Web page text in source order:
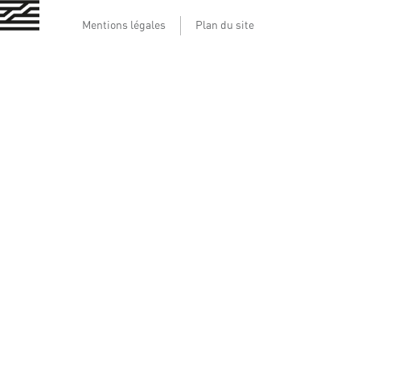
Mentions légales Plan du site